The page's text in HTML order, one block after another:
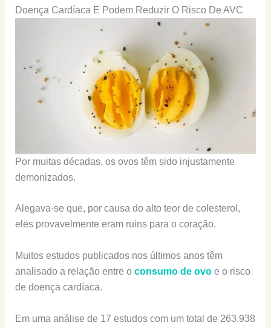
Doença Cardíaca E Podem Reduzir O Risco De AVC
Por muitas décadas, os ovos têm sido injustamente
demonizados.
Alegava-se que, por causa do alto teor de colesterol,
eles provavelmente eram ruins para o coração.
Muitos estudos publicados nos últimos anos têm
analisado a relação entre o consumo de ovoe o risco
de doença cardíaca.
Em uma análise de 17 estudos com um total de 263.938